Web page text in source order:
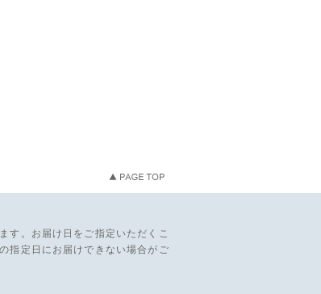
す。お届け日をご指定いただくこ
指定日にお届けできない場合がご